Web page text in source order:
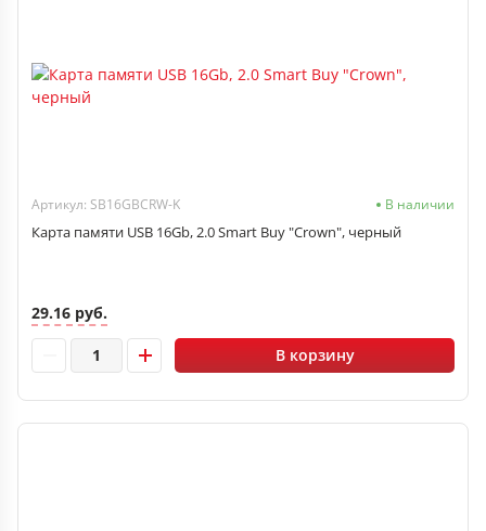
Артикул: SB16GBCRW-K В наличии
Карта памяти USB 16Gb, 2.0 Smart Buy "Crown", черный
29.16 руб.
В корзину